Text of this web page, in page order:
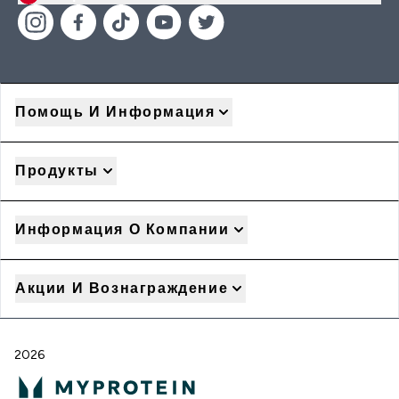
Помощь И Информация
Продукты
Информация О Компании
Акции И Вознаграждение
2026